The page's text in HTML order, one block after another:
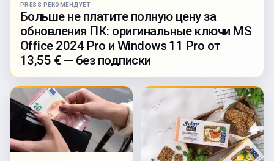
PRESS РЕКОМЕНДУЕТ
Больше не платите полную цену за
обновления ПК: оригинальные ключи MS
Office 2024 Pro и Windows 11 Pro от
13,55 € — без подписки